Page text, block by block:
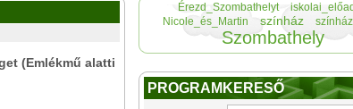
(Emlékmű alatti
Érezd_Szombathelyt
Nicole_és_Martin
színház
Szombathely
PROGRAMKERESŐ